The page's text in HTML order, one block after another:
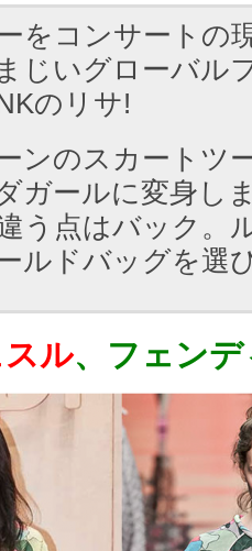
をコンサートの
じいグローバル
のリサ!
ンのスカートツ
ガールに変身し
う点はバック。
ルドバッグを選
スル、フェンデ